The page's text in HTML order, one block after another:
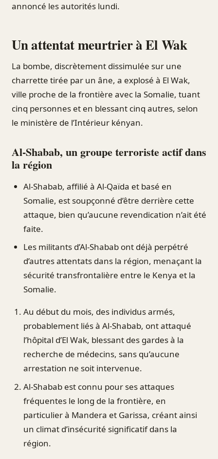
annoncé les autorités lundi.
Un attentat meurtrier à El Wak
La bombe, discrètement dissimulée sur une
charrette tirée par un âne, a explosé à El Wak,
ville proche de la frontière avec la Somalie, tuant
cinq personnes et en blessant cinq autres, selon
le ministère de l’Intérieur kényan.
Al-Shabab, un groupe terroriste actif dans
la région
Al-Shabab, affilié à Al-Qaïda et basé en
Somalie, est soupçonné d’être derrière cette
attaque, bien qu’aucune revendication n’ait été
faite.
Les militants d’Al-Shabab ont déjà perpétré
d’autres attentats dans la région, menaçant la
sécurité transfrontalière entre le Kenya et la
Somalie.
Au début du mois, des individus armés,
probablement liés à Al-Shabab, ont attaqué
l’hôpital d’El Wak, blessant des gardes à la
recherche de médecins, sans qu’aucune
arrestation ne soit intervenue.
Al-Shabab est connu pour ses attaques
fréquentes le long de la frontière, en
particulier à Mandera et Garissa, créant ainsi
un climat d’insécurité significatif dans la
région.